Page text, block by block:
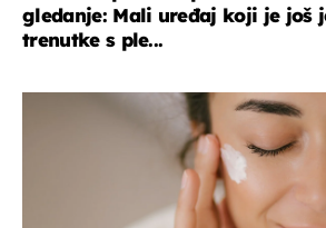
gledanje: Mali uređaj koji je još
trenutke s ple...
moda & ljepota